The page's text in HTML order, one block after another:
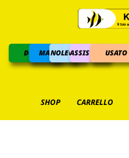
DOLCEMARINO
NOLEGGIOASSISTENZAUSATO
SHOP CARRELLO